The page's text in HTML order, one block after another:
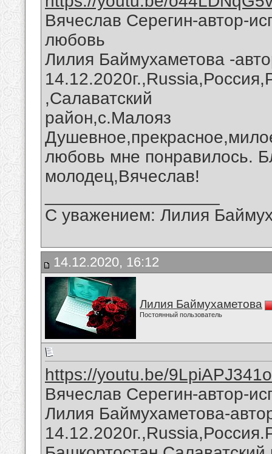
Вячеслав Серегин-автор-
любовь
Лилия Баймухаметова -
,Салаватский
район,с.Малояз
любовь мне понравилось.
молодец,Вячеслав!
С уважением: Лилия
14.12.2020, 16:12
Лилия Баймухаметова
Постоянный пользователь
https://youtu.be/9LpiAPJ341o
Вячеслав Серегин-автор-
Лилия Баймухаметова-